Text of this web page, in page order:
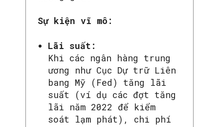
Sự kiện vĩ mô:
Lãi suất:
Khi các ngân hàng trung
ương như Cục Dự trữ Liên
bang Mỹ (Fed) tăng lãi
suất (ví dụ các đợt tăng
lãi năm 2022 để kiểm
soát lạm phát), chi phí